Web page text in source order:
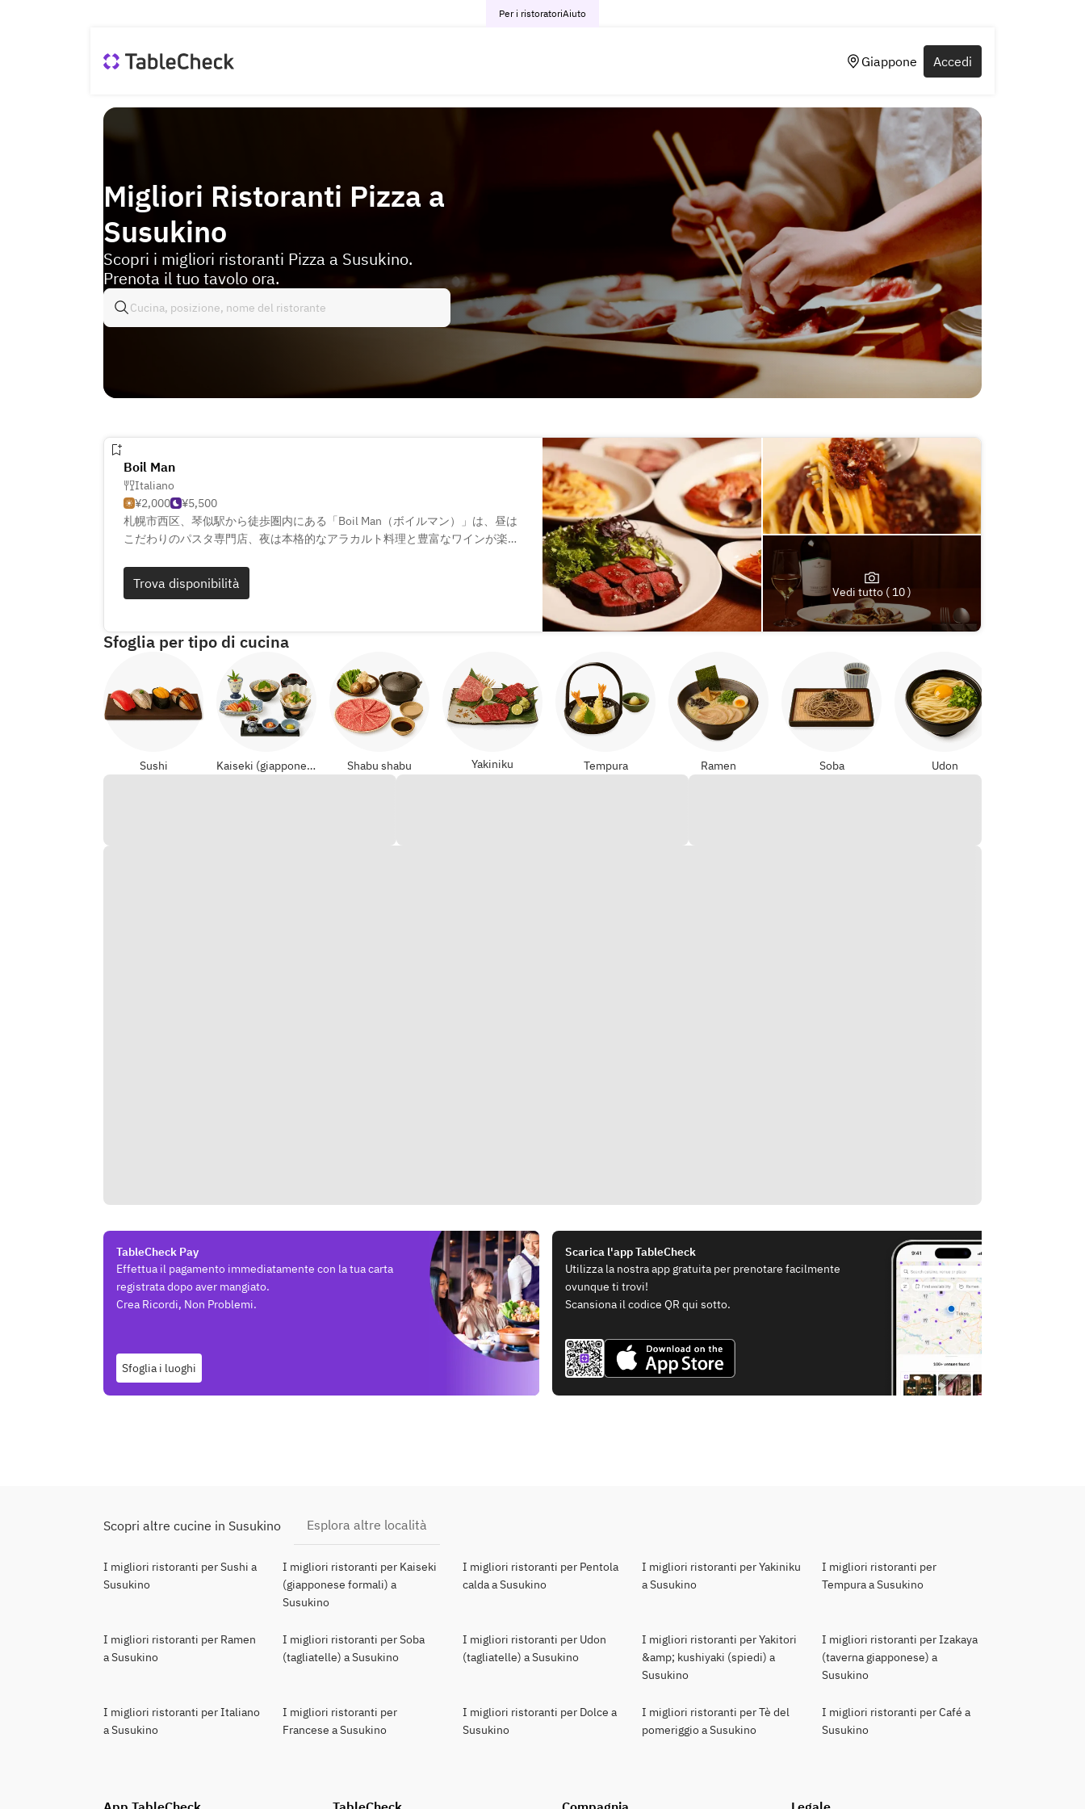
Per i ristoratoriAiuto
Giappone Accedi
Migliori Ristoranti Pizza a
Susukino
Scopri i migliori ristoranti Pizza a Susukino.
Prenota il tuo tavolo ora.
Boil Man
Italiano
¥2,000
¥5,500
札幌市西区、琴似駅から徒歩圏内にある「Boil Man（ボイルマン）」は、昼は
こだわりのパスタ専門店、夜は本格的なアラカルト料理と豊富なワインが楽し
かれた腕を活かし、厳選した北海道産の食材を使用。アクアパッツァや自家製
パスタなど、多彩な料理が味わえます。落ち着いた雰囲気の中で、ワインとの
Trova disponibilità
Vedi tutto ( 10 )
Sfoglia per tipo di cucina
Sushi Kaiseki (giapponese formali) Shabu shabu Yakiniku Tempura Ramen Soba Udon
TableCheck Pay
Effettua il pagamento immediatamente con la tua carta
registrata dopo aver mangiato.
Crea Ricordi, Non Problemi.
Sfoglia i luoghi
Scarica l'app TableCheck
Utilizza la nostra app gratuita per prenotare facilmente
ovunque ti trovi!
Scansiona il codice QR qui sotto.
Scopri altre cucine in Susukino Esplora altre località
I migliori ristoranti per Sushi a
Susukino
I migliori ristoranti per Kaiseki
(giapponese formali) a
Susukino
I migliori ristoranti per Pentola
calda a Susukino
I migliori ristoranti per Yakiniku
a Susukino
I migliori ristoranti per
Tempura a Susukino
I migliori ristoranti per Ramen
a Susukino
I migliori ristoranti per Soba
(tagliatelle) a Susukino
I migliori ristoranti per Udon
(tagliatelle) a Susukino
I migliori ristoranti per Yakitori
&amp; kushiyaki (spiedi) a
Susukino
I migliori ristoranti per Izakaya
(taverna giapponese) a
Susukino
I migliori ristoranti per Italiano
a Susukino
I migliori ristoranti per
Francese a Susukino
I migliori ristoranti per Dolce a
Susukino
I migliori ristoranti per Tè del
pomeriggio a Susukino
I migliori ristoranti per Café a
Susukino